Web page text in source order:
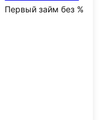
Первый займ без %